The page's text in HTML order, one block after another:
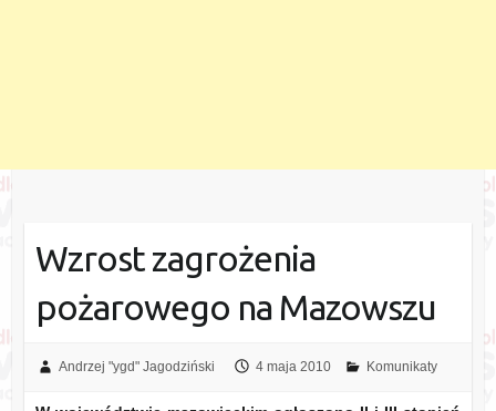
Wzrost zagrożenia
pożarowego na Mazowszu
Andrzej "ygd" Jagodziński 4 maja 2010 Komunikaty